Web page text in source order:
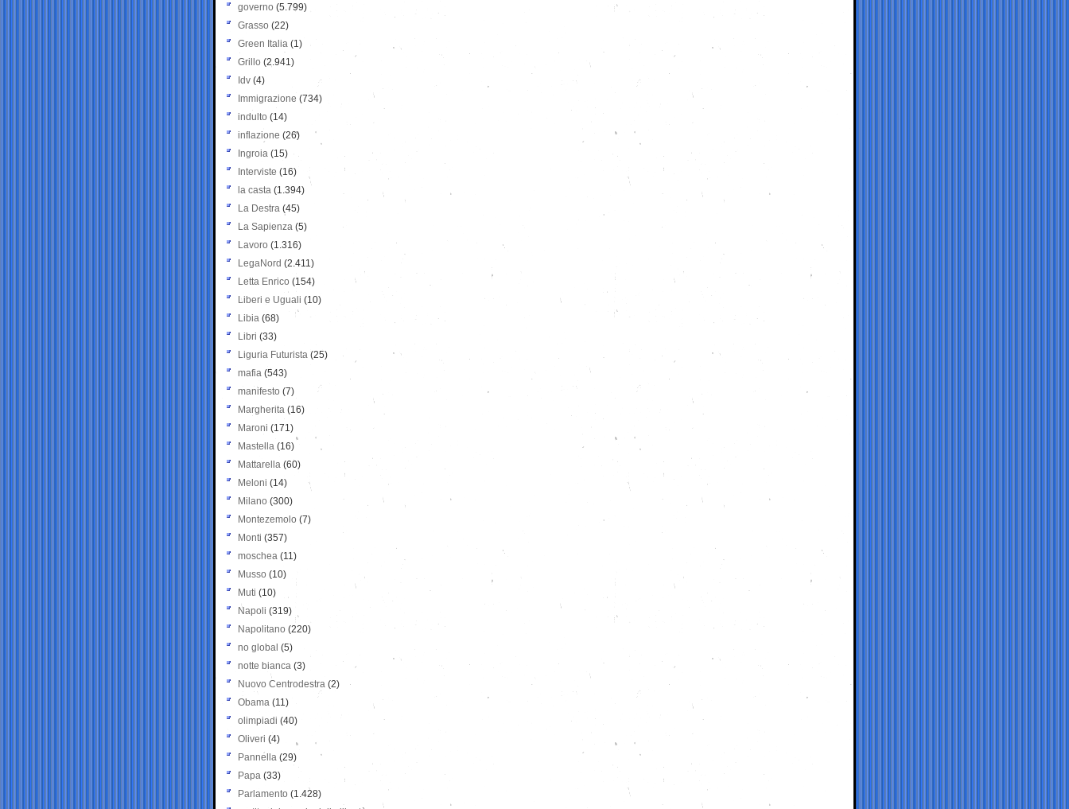
governo (5.799)
Grasso (22)
Green Italia (1)
Grillo (2.941)
Idv (4)
Immigrazione (734)
indulto (14)
inflazione (26)
Ingroia (15)
Interviste (16)
la casta (1.394)
La Destra (45)
La Sapienza (5)
Lavoro (1.316)
LegaNord (2.411)
Letta Enrico (154)
Liberi e Uguali (10)
Libia (68)
Libri (33)
Liguria Futurista (25)
mafia (543)
manifesto (7)
Margherita (16)
Maroni (171)
Mastella (16)
Mattarella (60)
Meloni (14)
Milano (300)
Montezemolo (7)
Monti (357)
moschea (11)
Musso (10)
Muti (10)
Napoli (319)
Napolitano (220)
no global (5)
notte bianca (3)
Nuovo Centrodestra (2)
Obama (11)
olimpiadi (40)
Oliveri (4)
Pannella (29)
Papa (33)
Parlamento (1.428)